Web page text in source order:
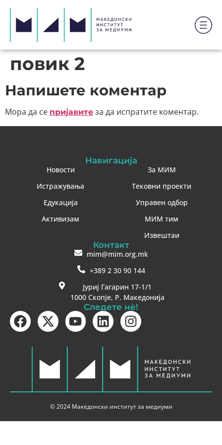
повик 2
Напишете коментар
Мора да се пријавите за да испратите коментар.
Навигација
Новости
Истражувања
Едукација
Активизам
За МИМ
Тековни проекти
Управен одбор
МИМ тим
Извештаи
Контакт
mim@mim.org.mk
+389 2 30 90 144
Јуриј Гагарин 17-1/1
1000 Скопје, Р. Македонија
Следете нè!
© 2024 Македонски институт за медиуми